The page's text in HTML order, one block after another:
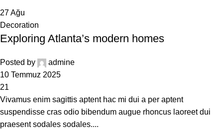
27Ağu
Decoration
Exploring Atlanta’s modern homes
Posted by
admine
10 Temmuz 2025
21
Vivamus enim sagittis aptent hac mi dui a per aptent
suspendisse cras odio bibendum augue rhoncus laoreet dui
praesent sodales sodales....